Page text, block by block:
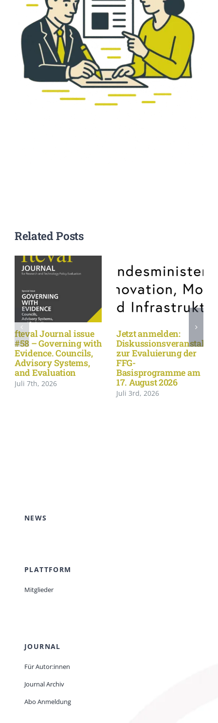
Related Posts
fteval Journal issue
#58 – Governing with
Evidence. Councils,
Advisory Systems,
and Evaluation
Juli 7th, 2026
Jetzt anmelden:
zur Evaluierung der
FFG-
Basisprogramme am
17. August 2026
Juli 3rd, 2026
NEWS
PLATTFORM
Mitglieder
JOURNAL
Für Autor:innen
Journal Archiv
Abo Anmeldung